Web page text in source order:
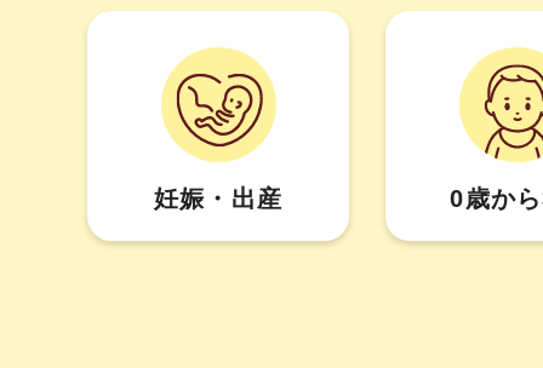
妊娠・出産 0歳か